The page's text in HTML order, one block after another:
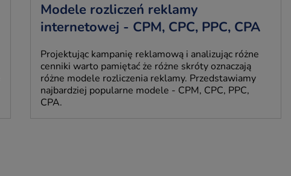
Modele rozliczeń reklamy
internetowej - CPM, CPC, PPC, CPA
Projektując kampanię reklamową i analizując różne
cenniki warto pamiętać że różne skróty oznaczają
różne modele rozliczenia reklamy. Przedstawiamy
najbardziej popularne modele - CPM, CPC, PPC,
CPA.